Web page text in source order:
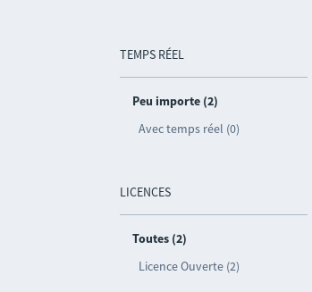
TEMPS RÉEL
Peu importe (2)
Avec temps réel (0)
LICENCES
Toutes (2)
Licence Ouverte (2)